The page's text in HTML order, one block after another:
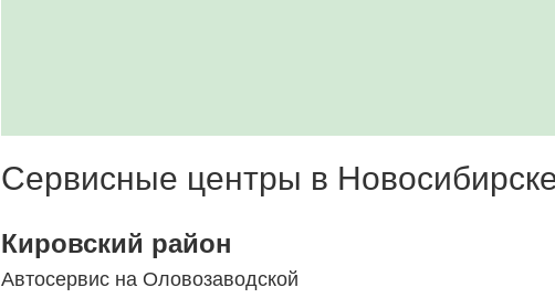
Сервисные центры в
Кировский район
Автосервис на Оловозаводской